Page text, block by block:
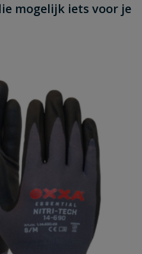
mogelijk iets voor je